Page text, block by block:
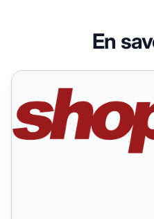
En
ShopSite